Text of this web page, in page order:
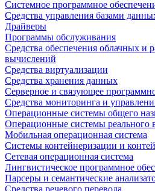
Системное программное
Средства управления базами
Драйверы
Программы обслуживания
Средства обеспечения облачных и
вычислений
Средства виртуализации
Средства хранения данных
Серверное и связующее
Средства мониторинга и
Операционные системы общего
Операционные системы реального
Мобильная операционная система
Системы контейнеризации и
Сетевая операционная система
Лингвистическое программное
Парсеры и семантические
Средства речевого перевода